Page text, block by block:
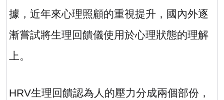
據，近年來心理照顧的重視提升，國內外逐
漸嘗試將生理回饋儀使用於心理狀態的理解
上。
HRV生理回饋認為人的壓力分成兩個部份，